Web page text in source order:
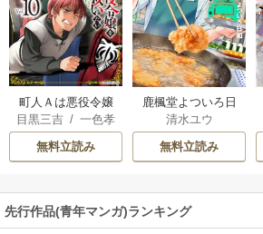
町人Ａは悪役令嬢
をどうしても救い
たい ～どぶと空
と氷の姫君～
目黒三吉 /一色孝
太郎/ Parum
無料立読み
鹿楓堂よついろ日
和
清水ユウ
無料立読み
先行作品(青年マンガ)ランキング